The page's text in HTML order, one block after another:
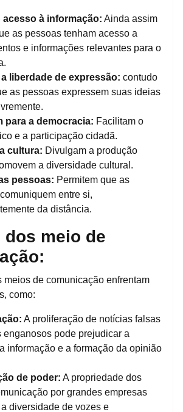
acesso à informação: Ainda assim
as pessoas tenham acesso a
e informações relevantes para o
liberdade de expressão: contudo
as pessoas expressem suas ideias
para a democracia: Facilitam o
e a participação cidadã.
cultura: Divulgam a produção
a diversidade cultural.
pessoas: Permitem que as
entre si,
da distância.
dos meio de
meios de comunicação enfrentam
como:
A proliferação de notícias falsas
enganosos pode prejudicar a
informação e a formação da opinião
de poder: A propriedade dos
por grandes empresas
diversidade de vozes e